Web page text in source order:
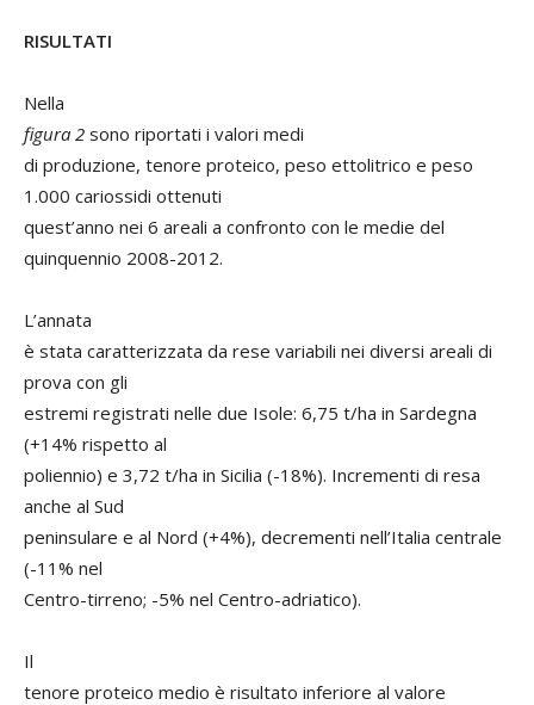
RISULTATI
Nella
figura 2 sono riportati i valori medi
di produzione, tenore proteico, peso ettolitrico e peso
1.000 cariossidi ottenuti
quest’anno nei 6 areali a confronto con le medie del
quinquennio 2008-2012.
L’annata
è stata caratterizzata da rese variabili nei diversi areali di
prova con gli
estremi registrati nelle due Isole: 6,75 t/ha in Sardegna
(+14% rispetto al
poliennio) e 3,72 t/ha in Sicilia (-18%). Incrementi di resa
anche al Sud
peninsulare e al Nord (+4%), decrementi nell’Italia centrale
(-11% nel
Centro-tirreno; -5% nel Centro-adriatico).
Il
tenore proteico medio è risultato inferiore al valore